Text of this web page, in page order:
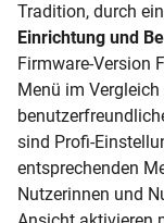
Tradition, durch
Einrichtung und
Firmware-Version
Menü im
sind Profi-
entsprechenden
Nutzerinnen und